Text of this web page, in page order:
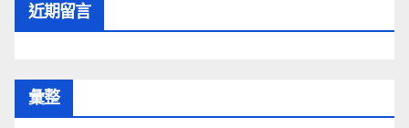
近期留言
彙整